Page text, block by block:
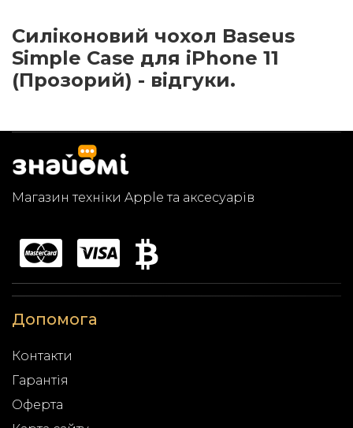
Силіконовий чохол Baseus
Simple Case для iPhone 11
(Прозорий) - відгуки.
Магазин техніки Apple та аксесуарів
Допомога
Контакти
Гарантія
Оферта